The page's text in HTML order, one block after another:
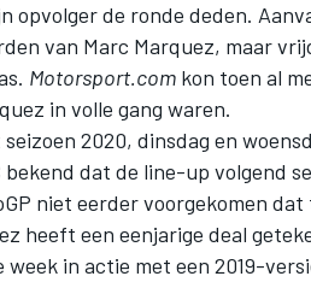
opvolger de ronde deden.
van Marc Marquez, maar
Motorsport.com kon toen al
in volle gang waren.
2020, dinsdag en
bekend dat de line-up volgend
niet eerder voorgekomen
heeft een eenjarige deal
in actie met een 2019-